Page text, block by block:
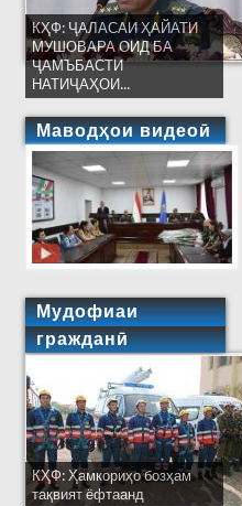
КҲФ: ҶАЛАСАИ ҲАЙАТИ
МУШОВАРА ОИД БА
ҶАМЪБАСТИ
НАТИҶАҲОИ...
Маводҳои видеоӣ
Мудофиаи
гражданӣ
КҲФ: Ҳамкориҳо бозҳам
тақвият ёфтаанд